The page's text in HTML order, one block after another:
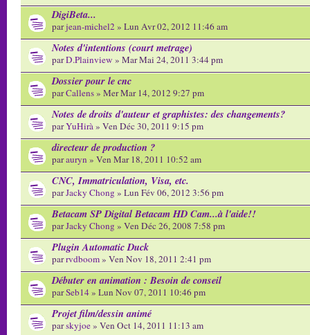
DigiBeta...
parjean-michel2 » Lun Avr 02, 2012 11:46 am
Notes d'intentions (court metrage)
parD.Plainview » Mar Mai 24, 2011 3:44 pm
Dossier pour le cnc
parCallens» Mer Mar 14, 2012 9:27 pm
Notes de droits d'auteur et graphistes: des changements?
parYuHirà» Ven Déc 30, 2011 9:15 pm
directeur de production ?
parauryn » Ven Mar 18, 2011 10:52 am
CNC, Immatriculation, Visa, etc.
parJacky Chong » Lun Fév 06, 2012 3:56 pm
Betacam SP Digital Betacam HD Cam...à l'aide!!
parJacky Chong » Ven Déc 26, 2008 7:58 pm
Plugin Automatic Duck
parrvdboom» Ven Nov 18, 2011 2:41 pm
Débuter en animation : Besoin de conseil
parSeb14» Lun Nov 07, 2011 10:46 pm
Projet film/dessin animé
parskyjoe» Ven Oct 14, 2011 11:13 am